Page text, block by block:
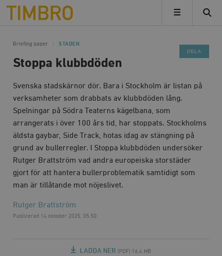
Timbro
MENY
Briefing paper STADEN
Stoppa klubbdöden
Svenska stadskärnor dör. Bara i Stockholm är listan på
verksamheter som drabbats av klubbdöden lång.
Spelningar på Södra Teaterns kägelbana, som
arrangerats i över 100 års tid, har stoppats. Stockholms
äldsta gaybar, Side Track, hotas idag av stängning på
grund av bullerregler. I Stoppa klubbdöden undersöker
Rutger Brattström vad andra europeiska storstäder
gjort för att hantera bullerproblematik samtidigt som
man är tillåtande mot nöjeslivet.
Rutger Brattström
Publicerad 14 oktober 2025, 05.50
LADDA NER (PDF) 16,4 MB
DELA